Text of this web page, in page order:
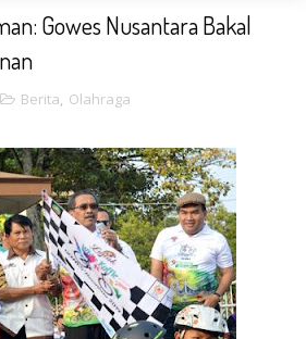
Gowes Nusantara Bakal
Berita, Olahraga